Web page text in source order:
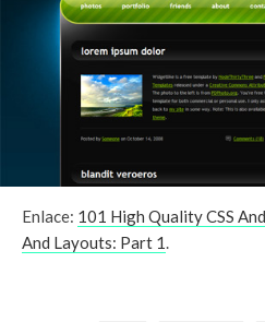
Enlace: 101 High Quality CSS
And Layouts: Part 1.